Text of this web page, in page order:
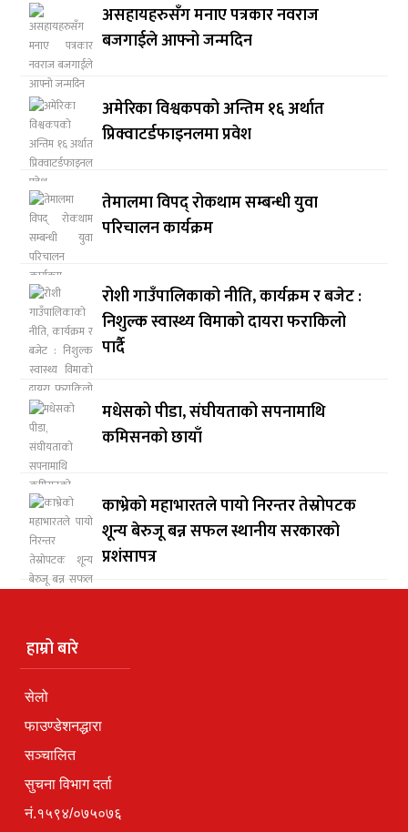
असहायहरुसँग मनाए पत्रकार नवराज
बजगाईले आफ्नो जन्मदिन
अमेरिका विश्वकपको अन्तिम १६ अर्थात
प्रिक्वाटर्डफाइनलमा प्रवेश
तेमालमा विपद् रोकथाम सम्बन्धी युवा
परिचालन कार्यक्रम
रोशी गाउँपालिकाको नीति, कार्यक्रम र बजेट :
निशुल्क स्वास्थ्य विमाको दायरा फराकिलो
पार्दै
मधेसको पीडा, संघीयताको सपनामाथि
कमिसनको छायाँ
काभ्रेको महाभारतले पायो निरन्तर तेस्रोपटक
शून्य बेरुजू बन्न सफल स्थानीय सरकारको
प्रशंसापत्र
हाम्रो बारे
सेलो
फाउण्डेशनद्धारा
सञ्चालित
सुचना विभाग दर्ता
नं.१५९४/०७५०७६